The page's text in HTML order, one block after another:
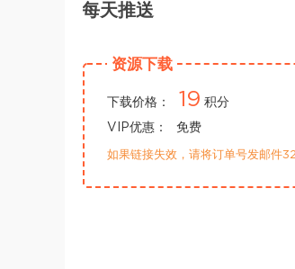
每天推送
资源下载
下载价格： 19 积分
VIP优惠：
免费
如果链接失效，请将订单号发邮件